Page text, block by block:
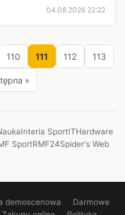
Jej przeciwniczką była
04.08.2026 22:22
110 111 112 113
»
Interia SportITHardware
SportRMF24Spider's Web
demoscenowa
Darmowe